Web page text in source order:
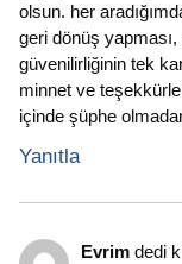
olsun. her
geri dönüş yapması,
güvenilirliğinin tek
minnet ve
içinde şüphe
Yanıtla
Evrim dedi